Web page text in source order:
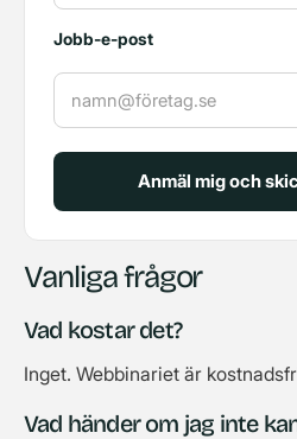
Jobb-e-post
Vanliga frågor
Vad kostar det?
Inget. Webbinariet är
Vad händer om jag inte